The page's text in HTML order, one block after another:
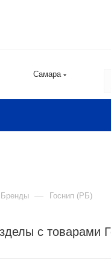
Самара
Бренды — Госнип (РБ)
с товарами